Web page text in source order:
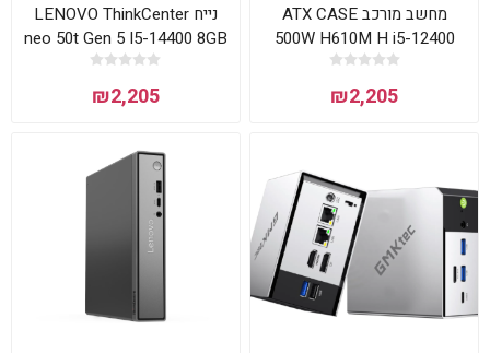
מחשב מורכב ATX CASE
500W H610M H i5-12400
16GB 500NVME
₪2,205
נייח LENOVO ThinkCenter
neo 50t Gen 5 I5-14400 8GB
256NVME DOS
₪2,205